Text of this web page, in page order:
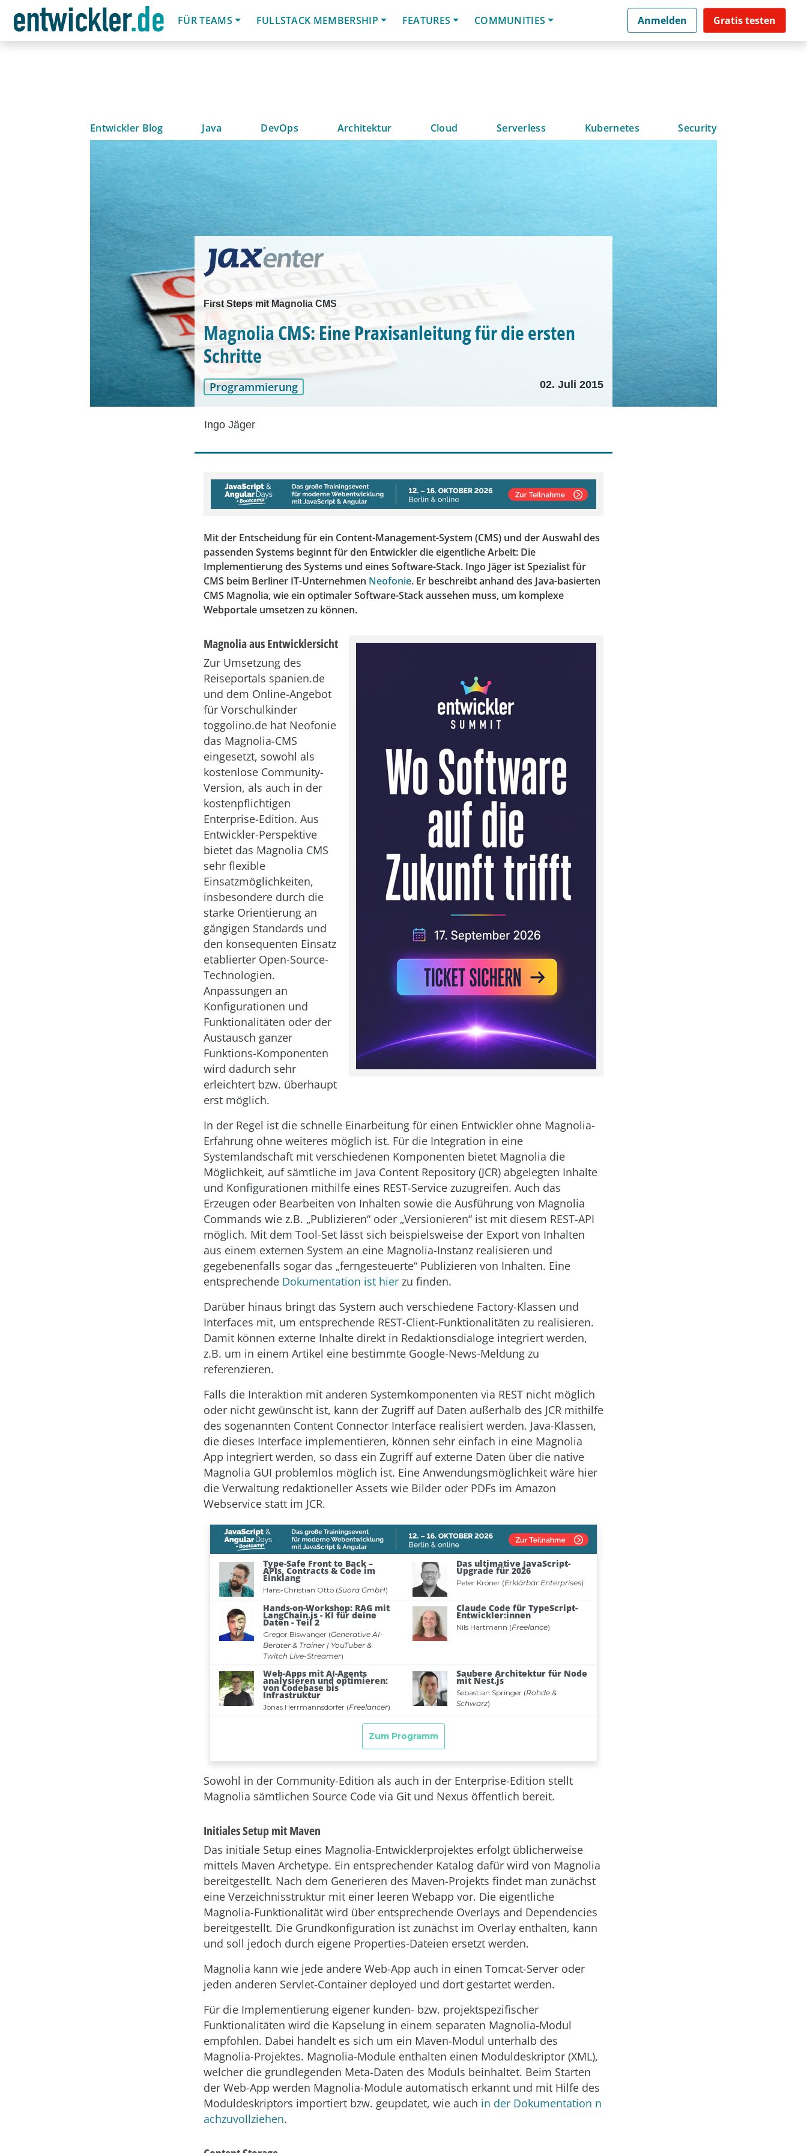
FÜR TEAMS
FULLSTACK MEMBERSHIP FEATURES COMMUNITIES Anmelden Gratis testen
Entwickler Blog Java DevOps Architektur Cloud Serverless Kubernetes Security
First Steps mit Magnolia CMS
Magnolia CMS: Eine Praxisanleitung für die ersten
Schritte
Programmierung 02. Juli 2015
Ingo Jäger
Mit der Entscheidung für ein Content-Management-System (CMS) und der Auswahl des
passenden Systems beginnt für den Entwickler die eigentliche Arbeit: Die
Implementierung des Systems und eines Software-Stack. Ingo Jäger ist Spezialist für
CMS beim Berliner IT-Unternehmen Neofonie. Er beschreibt anhand des Java-basierten
CMS Magnolia, wie ein optimaler Software-Stack aussehen muss, um komplexe
Webportale umsetzen zu können.
Magnolia aus Entwicklersicht
Zur Umsetzung des
Reiseportals spanien.de
und dem Online-Angebot
für Vorschulkinder
toggolino.de hat Neofonie
das Magnolia-CMS
eingesetzt, sowohl als
kostenlose Community-
Version, als auch in der
kostenpflichtigen
Enterprise-Edition. Aus
Entwickler-Perspektive
bietet das Magnolia CMS
sehr flexible
Einsatzmöglichkeiten,
insbesondere durch die
starke Orientierung an
gängigen Standards und
den konsequenten Einsatz
etablierter Open-Source-
Technologien.
Anpassungen an
Konfigurationen und
Funktionalitäten oder der
Austausch ganzer
Funktions-Komponenten
wird dadurch sehr
erleichtert bzw. überhaupt
erst möglich.
In der Regel ist die schnelle Einarbeitung für einen Entwickler ohne Magnolia-
Erfahrung ohne weiteres möglich ist. Für die Integration in eine
Systemlandschaft mit verschiedenen Komponenten bietet Magnolia die
Möglichkeit, auf sämtliche im Java Content Repository (JCR) abgelegten Inhalte
und Konfigurationen mithilfe eines REST-Service zuzugreifen. Auch das
Erzeugen oder Bearbeiten von Inhalten sowie die Ausführung von Magnolia
Commands wie z.B. „Publizieren“ oder „Versionieren“ ist mit diesem REST-API
möglich. Mit dem Tool-Set lässt sich beispielsweise der Export von Inhalten
aus einem externen System an eine Magnolia-Instanz realisieren und
gegebenenfalls sogar das „ferngesteuerte“ Publizieren von Inhalten. Eine
entsprechende Dokumentation ist hier zu finden.
Darüber hinaus bringt das System auch verschiedene Factory-Klassen und
Interfaces mit, um entsprechende REST-Client-Funktionalitäten zu realisieren.
Damit können externe Inhalte direkt in Redaktionsdialoge integriert werden,
z.B. um in einem Artikel eine bestimmte Google-News-Meldung zu
referenzieren.
Falls die Interaktion mit anderen Systemkomponenten via REST nicht möglich
oder nicht gewünscht ist, kann der Zugriff auf Daten außerhalb des JCR mithilfe
des sogenannten Content Connector Interface realisiert werden. Java-Klassen,
die dieses Interface implementieren, können sehr einfach in eine Magnolia
App integriert werden, so dass ein Zugriff auf externe Daten über die native
Magnolia GUI problemlos möglich ist. Eine Anwendungsmöglichkeit wäre hier
die Verwaltung redaktioneller Assets wie Bilder oder PDFs im Amazon
Webservice statt im JCR.
Sowohl in der Community-Edition als auch in der Enterprise-Edition stellt
Magnolia sämtlichen Source Code via Git und Nexus öffentlich bereit.
Initiales Setup mit Maven
Das initiale Setup eines Magnolia-Entwicklerprojektes erfolgt üblicherweise
mittels Maven Archetype. Ein entsprechender Katalog dafür wird von Magnolia
bereitgestellt. Nach dem Generieren des Maven-Projekts findet man zunächst
eine Verzeichnisstruktur mit einer leeren Webapp vor. Die eigentliche
Magnolia-Funktionalität wird über entsprechende Overlays and Dependencies
bereitgestellt. Die Grundkonfiguration ist zunächst im Overlay enthalten, kann
und soll jedoch durch eigene Properties-Dateien ersetzt werden.
Magnolia kann wie jede andere Web-App auch in einen Tomcat-Server oder
jeden anderen Servlet-Container deployed und dort gestartet werden.
Für die Implementierung eigener kunden- bzw. projektspezifischer
Funktionalitäten wird die Kapselung in einem separaten Magnolia-Modul
empfohlen. Dabei handelt es sich um ein Maven-Modul unterhalb des
Magnolia-Projektes. Magnolia-Module enthalten einen Moduldeskriptor (XML),
welcher die grundlegenden Meta-Daten des Moduls beinhaltet. Beim Starten
der Web-App werden Magnolia-Module automatisch erkannt und mit Hilfe des
Moduldeskriptors importiert bzw. geupdatet, wie auch in der Dokumentation n
achzuvollziehen.